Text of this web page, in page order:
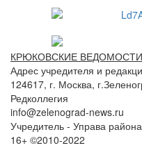
КРЮКОВСКИЕ ВЕДОМОСТИ
Адрес учредителя и
124617, г. Москва,
Редколлегия
info@zelenograd-news.ru
Учредитель - Управа
16+ ©2010-2022